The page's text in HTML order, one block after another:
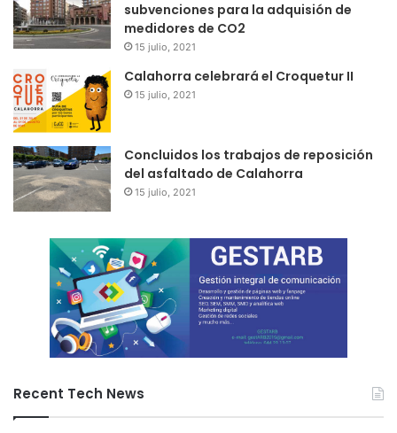
subvenciones para la adquisión de
medidores de CO2
15 julio, 2021
Calahorra celebrará el Croquetur II
15 julio, 2021
Concluidos los trabajos de reposición
del asfaltado de Calahorra
15 julio, 2021
Recent Tech News